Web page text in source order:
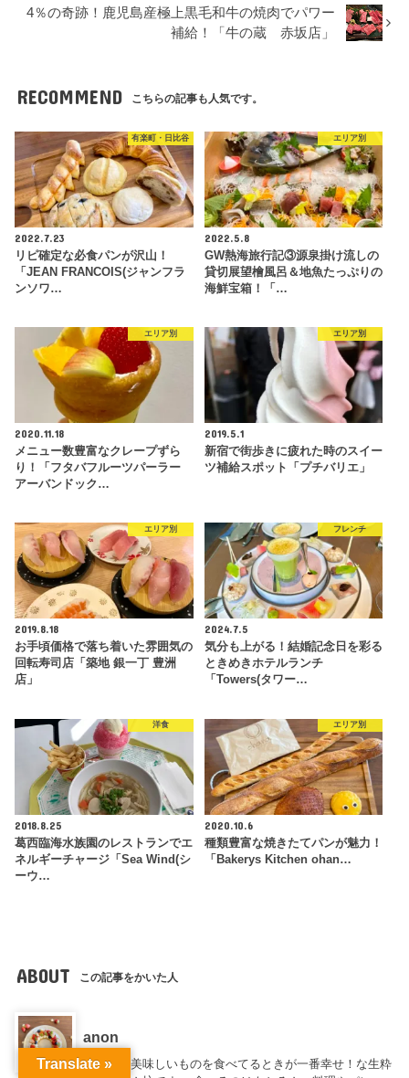
4％の奇跡！鹿児島産極上黒毛和牛の焼肉でパワー
補給！「牛の蔵 赤坂店」
RECOMMEND こちらの記事も人気です。
有楽町・日比谷
2022.7.23
リピ確定な必食パンが沢山！
「JEAN FRANCOIS(ジャンフラ
ンソワ…
エリア別
2022.5.8
GW熱海旅行記③源泉掛け流しの
貸切展望檜風呂＆地魚たっぷりの
海鮮宝箱！「…
エリア別
2020.11.18
メニュー数豊富なクレープずら
り！「フタバフルーツパーラー
アーバンドック…
エリア別
2019.5.1
新宿で街歩きに疲れた時のスイー
ツ補給スポット「プチバリエ」
エリア別
2019.8.18
お手頃価格で落ち着いた雰囲気の
回転寿司店「築地 銀一丁 豊洲
店」
フレンチ
2024.7.5
気分も上がる！結婚記念日を彩る
ときめきホテルランチ
「Towers(タワー…
洋食
2018.8.25
葛西臨海水族園のレストランでエ
ネルギーチャージ「Sea Wind(シ
ーウ…
エリア別
2020.10.6
種類豊富な焼きたてパンが魅力！
「Bakerys Kitchen ohan…
ABOUT この記事をかいた人
anon
とにかく美味しいものを食べてるときが一番幸せ！な生粋
Translate »